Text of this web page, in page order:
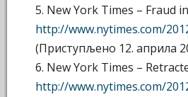
5. New York Times – Fraud
http://www.nytimes.com/
(Приступљено 12. априла
6. New York Times –
http://www.nytimes.com/